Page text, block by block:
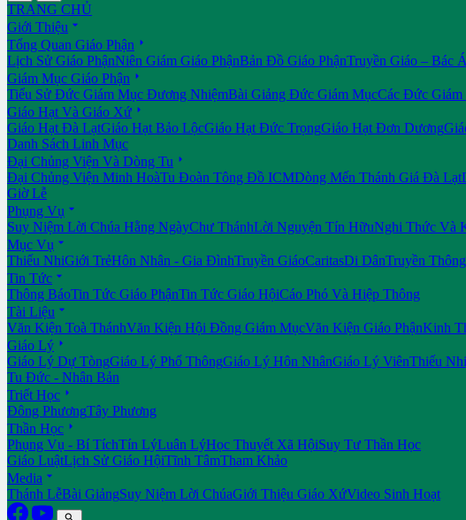
TRANG CHỦ
Giới Thiệu 
Tổng Quan Giáo Phận 
Lịch Sử Giáo PhậnNiên Giám Giáo PhậnBản Đồ Giáo PhậnTruyền Giáo – Bác
Giám Mục Giáo Phận 
Tiểu Sử Đức Giám Mục Đương NhiệmBài Giảng Đức Giám MụcCác Đức Giám
Giáo Hạt Và Giáo Xứ 
Giáo Hạt Đà LạtGiáo Hạt Bảo LộcGiáo Hạt Đức TrọngGiáo Hạt Đơn Dương
Danh Sách Linh Mục
Đại Chủng Viện Và Dòng Tu 
Đại Chủng Viện Minh HoàTu Đoàn Tông Đồ ICMDòng Mến Thánh Giá Đà Lạt
Giờ Lễ
Phụng Vụ 
Suy Niệm Lời Chúa Hằng NgàyChư ThánhLời Nguyện Tín HữuNghi Thức Và
Mục Vụ 
Thiếu NhiGiới TrẻHôn Nhân - Gia ĐìnhTruyền GiáoCaritasDi DânTruyền Thông
Tin Tức 
Thông BáoTin Tức Giáo PhậnTin Tức Giáo HộiCáo Phó Và Hiệp Thông
Tài Liệu 
Văn Kiện Toà ThánhVăn Kiện Hội Đồng Giám MụcVăn Kiện Giáo PhậnKinh
Giáo Lý 
Giáo Lý Dự TòngGiáo Lý Phổ ThôngGiáo Lý Hôn NhânGiáo Lý ViênThiếu
Tu Đức - Nhân Bản
Triết Học 
Đông PhươngTây Phương
Thần Học 
Phụng Vụ - Bí TíchTín LýLuân LýHọc Thuyết Xã HộiSuy Tư Thần Học
Giáo LuậtLịch Sử Giáo HộiTĩnh TâmTham Khảo
Media 
Thánh LễBài GiảngSuy Niệm Lời ChúaGiới Thiệu Giáo XứVideo Sinh Hoạt
